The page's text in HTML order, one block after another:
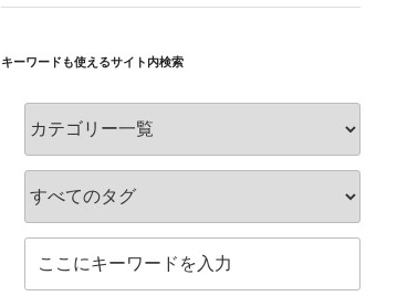
キーワードも使えるサイト内検索